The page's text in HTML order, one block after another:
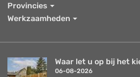
Provincies
Werkzaamheden
Waar let u op bij het
06-08-2026